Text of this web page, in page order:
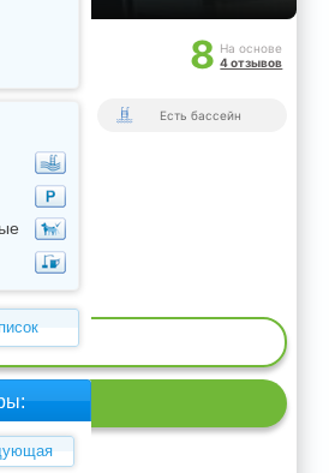
8 На основе
4 отзывов
Есть бассейн